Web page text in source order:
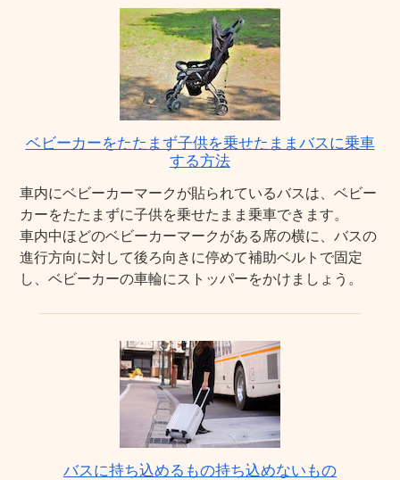
ベビーカーをたたまず子供を乗せたままバスに乗車
する方法
車内にベビーカーマークが貼られているバスは、ベビー
カーをたたまずに子供を乗せたまま乗車できます。
車内中ほどのベビーカーマークがある席の横に、バスの
進行方向に対して後ろ向きに停めて補助ベルトで固定
し、ベビーカーの車輪にストッパーをかけましょう。
バスに持ち込めるもの持ち込めないもの